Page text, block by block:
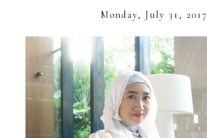
Monday, July 31, 2017